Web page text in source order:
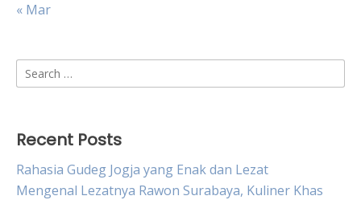
« Mar
Search
for:
Recent Posts
Rahasia Gudeg Jogja yang Enak dan Lezat
Mengenal Lezatnya Rawon Surabaya, Kuliner Khas